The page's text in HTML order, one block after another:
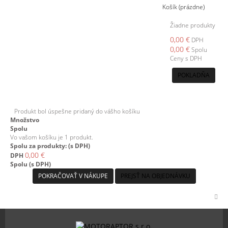
Košík(prázdne)
Žiadne produkty
0,00 € DPH
0,00 €Spolu
Ceny s DPH
POKLADŇA
Produkt bol úspešne pridaný do vášho košíku
Množstvo
Spolu
Vo vašom košíku je 1 produkt.
Spolu za produkty: (s DPH)
DPH 0,00 €
Spolu (s DPH)
POKRAČOVAŤ V NÁKUPE
PREJSŤ NA OBJEDNÁVKU